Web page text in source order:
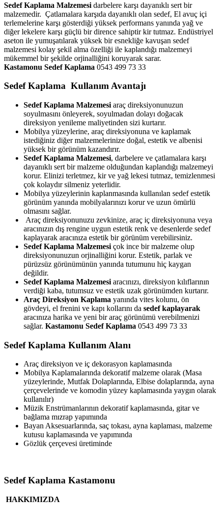
Sedef Kaplama Malzemesi darbelere karşı dayanıklı sert bir
malzemedir. Çatlamalara karşıda dayanıklı olan sedef, El avuç içi
terlemelerine karşı gösterdiği yüksek performans yanında yağ ve
diğer lekelere karşı güçlü bir dirence sahiptir kir tutmaz. Endüstriyel
aseton ile yumuşatılarak yüksek bir esnekliğe kavuşan sedef
malzemesi kolay şekil alma özelliği ile kaplandığı malzemeyi
mükemmel bir şekilde orjinalliğini koruyarak sarar.
Kastamonu Sedef Kaplama 0543 499 73 33
Sedef Kaplama Kullanım Avantajı
Sedef Kaplama Malzemesi araç direksiyonunuzun
soyulmasını önleyerek, soyulmadan dolayı doğacak
direksiyon yenileme maliyetinden sizi kurtarır.
Mobilya yüzeylerine, araç direksiyonuna ve kaplamak
istediğiniz diğer malzemelerinize doğal, estetik ve albenisi
yüksek bir görünüm kazandırır.
Sedef Kaplama Malzemesi, darbelere ve çatlamalara karşı
dayanıklı sert bir malzeme olduğundan kaplandığı malzemeyi
korur. Elinizi terletmez, kir ve yağ lekesi tutmaz, temizlenmesi
çok kolaydır silmeniz yeterlidir.
Mobilya yüzeylerinin kaplanmasında kullanılan sedef estetik
görünüm yanında mobilyalarınızı korur ve uzun ömürlü
olmasını sağlar.
Araç direksiyonunuzu zevkinize, araç iç direksiyonuna veya
aracınızın dış rengine uygun estetik renk ve desenlerde sedef
kaplayarak aracınıza estetik bir görünüm verebilirsiniz.
Sedef Kaplama Malzemesi çok ince bir malzeme olup
direksiyonunuzun orjinalliğini korur. Estetik, parlak ve
pürüzsüz görünümünün yanında tutumunu hiç kaygan
değildir.
Sedef Kaplama Malzemesi aracınızı, direksiyon kılıflarının
verdiği kaba, tutumsuz ve estetik uzak görünümden kurtarır.
Araç Direksiyon Kaplama yanında vites kolunu, ön
gövdeyi, el frenini ve kapı kollarını da sedef kaplayarak
aracınıza harika ve yeni bir araç görünümü verebilmenizi
sağlar. Kastamonu Sedef Kaplama 0543 499 73 33
Sedef Kaplama Kullanım Alanı
Araç direksiyon ve iç dekorasyon kaplamasında
Mobilya Kaplamalarında dekoratif malzeme olarak (Masa
yüzeylerinde, Mutfak Dolaplarında, Elbise dolaplarında, ayna
çerçevelerinde ve komodin yüzey kaplamasında yaygın olarak
kullanılır)
Müzik Enstrümanlarının dekoratif kaplamasında, gitar ve
bağlama mızrap yapımında
Bayan Aksesuarlarında, saç tokası, ayna kaplaması, malzeme
kutusu kaplamasında ve yapımında
Gözlük çerçevesi üretiminde
Sedef Kaplama Kastamonu
HAKKIMIZDA